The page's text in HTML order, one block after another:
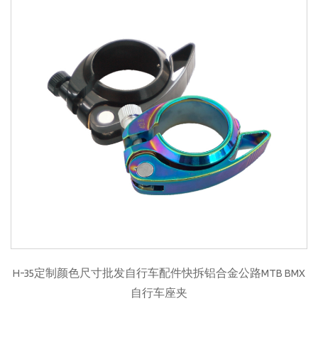
H-35定制颜色尺寸批发自行车配件快拆铝合金公路MTB BMX
自行车座夹